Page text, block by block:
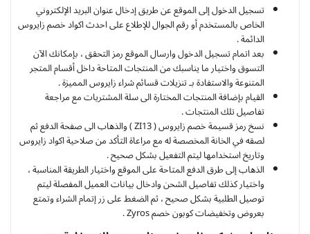
تسجيل الدخول إلى الموقع عن طريق إدخال عنوان البريد الإلكتروني
الخاص بالمستخدم أو رقم الجوال للإطلاع على احدث اكواد خصم زايروس
الدائمة .
بعد اتمام تسجيل الدخول وارسال الموقع رمز التحقق ، بإمكانك الآن
التسوق واختيار ما يناسبك من المنتجات المتاحة داخل أقسام المتجر
المتنوعة والاستفادة بـ تنزيلات قسائم شراء زايروس المميزة .
القيام بإضافة المنتجات المختارة الى سلة المشتريات مع مراجعة
تفاصيل تلك المنتجات .
نسخ رمز قسيمة خصم زايروس ( ZI13 ) والذهاب الى صفحة الدفع ثم
لصقه في الخانة المخصصة له مع مراعاة التأكد من صلاحية اكواد زايروس
وتاريخ استخدامها ليتم التفعيل بشكل صحيح .
الذهاب إلى طرق الدفع المتاحة على الموقع واختيار الطريقة المناسبة ،
واختيار كذلك تفاصيل الشحن وادخال بيانات العميل المفصلة ليتم
توصيل الطلبية بشكل صحيح ، ثم الضغط على زر إتمام الشراء وتمتع
بعروض وتخفيضات كوبون خصم Zyros .